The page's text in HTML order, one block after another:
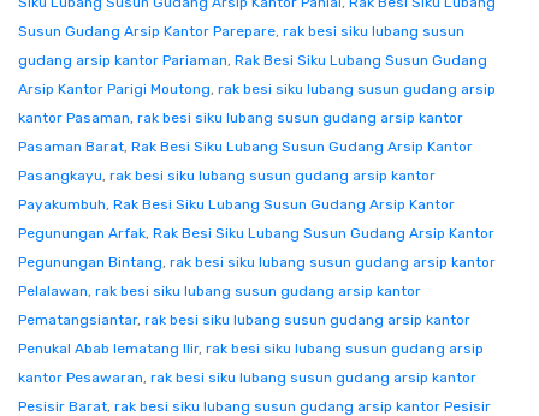
Susun Gudang Arsip Kantor Parepare, rak besi siku lubang susun
gudang arsip kantor Pariaman, Rak Besi Siku Lubang Susun Gudang
Arsip Kantor Parigi Moutong, rak besi siku lubang susun gudang arsip
kantor Pasaman, rak besi siku lubang susun gudang arsip kantor
Pasaman Barat, Rak Besi Siku Lubang Susun Gudang Arsip Kantor
Pasangkayu, rak besi siku lubang susun gudang arsip kantor
Payakumbuh, Rak Besi Siku Lubang Susun Gudang Arsip Kantor
Pegunungan Arfak, Rak Besi Siku Lubang Susun Gudang Arsip Kantor
Pegunungan Bintang, rak besi siku lubang susun gudang arsip kantor
Pelalawan, rak besi siku lubang susun gudang arsip kantor
Pematangsiantar, rak besi siku lubang susun gudang arsip kantor
Penukal Abab lematang Ilir, rak besi siku lubang susun gudang arsip
kantor Pesawaran, rak besi siku lubang susun gudang arsip kantor
Pesisir Barat, rak besi siku lubang susun gudang arsip kantor Pesisir